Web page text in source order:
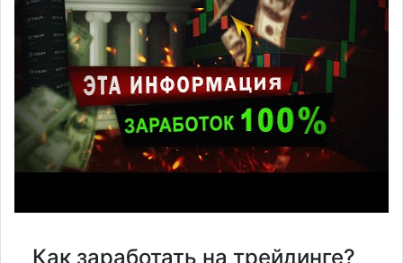
Как заработать на трейдинге?